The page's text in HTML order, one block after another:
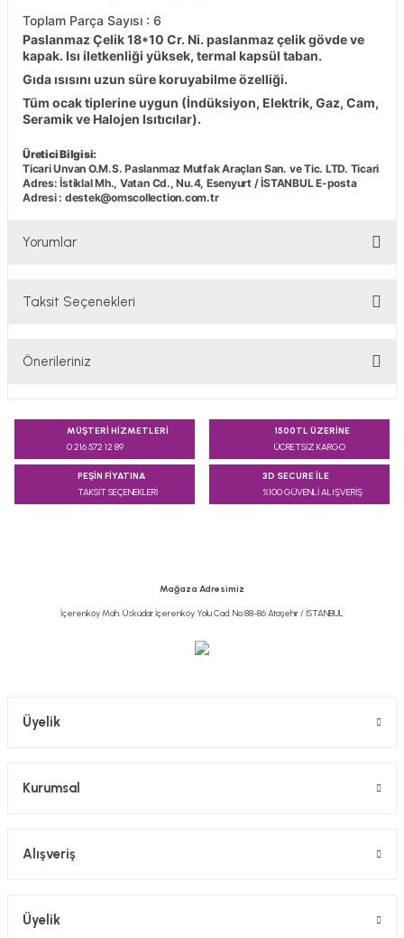
Toplam Parça Sayısı : 6
Paslanmaz Çelik 18*10 Cr. Ni. paslanmaz çelik gövde ve
kapak. Isı iletkenliği yüksek, termal kapsül taban.
Gıda ısısını uzun süre koruyabilme özelliği.
Tüm ocak tiplerine uygun (İndüksiyon, Elektrik, Gaz, Cam,
Seramik ve Halojen Isıtıcılar).
Üretici Bilgisi:
Ticari Unvan O.M.S. Paslanmaz Mutfak Araçları San. ve Tic. LTD. Ticari
Adres: İstiklal Mh., Vatan Cd., Nu.4, Esenyurt / İSTANBUL E-posta
Adresi : destek@omscollection.com.tr
Yorumlar
Taksit Seçenekleri
Önerileriniz
konularda yetersiz gördüğünüz noktaları öneri formunu
kullanarak tarafımıza iletebilirsiniz.
Ürün resmi kalitesiz, bozuk veya görüntülenemiyor.
MÜŞTERİ HİZMETLERİ
0 216 572 12 89
1500TL ÜZERİNE
ÜCRETSİZ KARGO
PEŞİN FİYATINA
TAKSİT SEÇENEKLERİ
3D SECURE İLE
%100 GÜVENLİ ALIŞVERİŞ
Mağaza Adresimiz
İçerenköy Mah. Üsküdar İçerenköy Yolu Cad. No:88-86 Ataşehir / İSTANBUL
Üyelik
Kurumsal
Alışveriş
Üyelik